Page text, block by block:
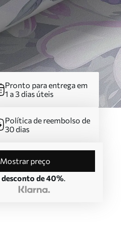
Pronto para entrega em
1 a 3 dias úteis
Política de reembolso de
30 dias
Mostrar preço
desconto de 40%.